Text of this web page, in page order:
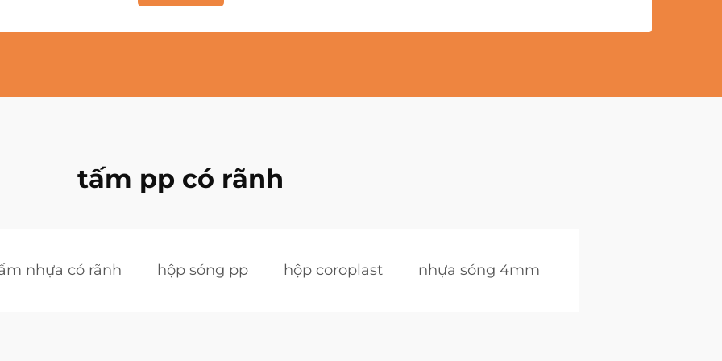
tấm pp có rãnh
nhựa có rãnh hộp sóng pp hộp coroplast nhựa sóng 4mm